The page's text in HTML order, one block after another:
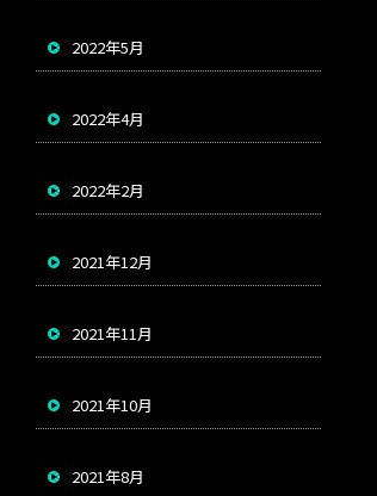
2022年5月
2022年4月
2022年2月
2021年12月
2021年11月
2021年10月
2021年8月